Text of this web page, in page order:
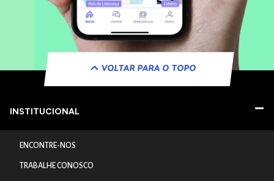
VOLTAR PARA O TOPO
INSTITUCIONAL
ENCONTRE-NOS
TRABALHE CONOSCO